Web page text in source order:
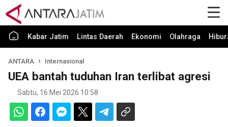
Kabar Jatim Lintas Daerah Ekonomi Olahraga
ANTARA Internasional
UEA bantah tuduhan Iran terlibat agresi
Sabtu, 16 Mei 2026 10:58